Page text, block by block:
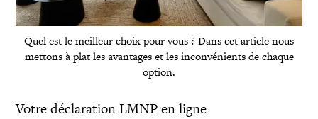
Quel est le meilleur choix pour vous ? Dans cet article nous
mettons à plat les avantages et les inconvénients de chaque
option.
Votre déclaration LMNP en ligne